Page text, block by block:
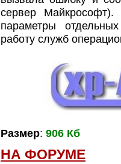
сервер
параметры
работу служб
Размер: 906 Кб
НА ФОРУМЕ